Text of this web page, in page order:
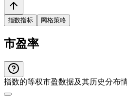
指数指标 网格策略
市盈率
指数的等权市盈数据及其历史分布